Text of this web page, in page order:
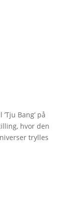
Bang’ på
hvor den
trylles